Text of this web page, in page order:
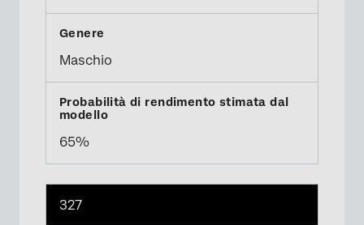
Maschio
65%
327